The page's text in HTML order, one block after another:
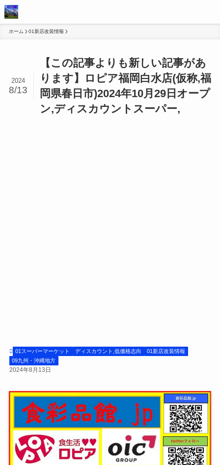
ホーム 01新店改装情報
【この記事よりも新しい記事があ
ります】ロピア福岡白水店(仮称,福
岡県春日市)2024年10月29日オープ
ン,ディスカウントスーパー,
2024
8/13
01スーパーマーケット ディスカウント,低価格志向
01新店改装情報
09九州・沖縄地方
2024年8月13日